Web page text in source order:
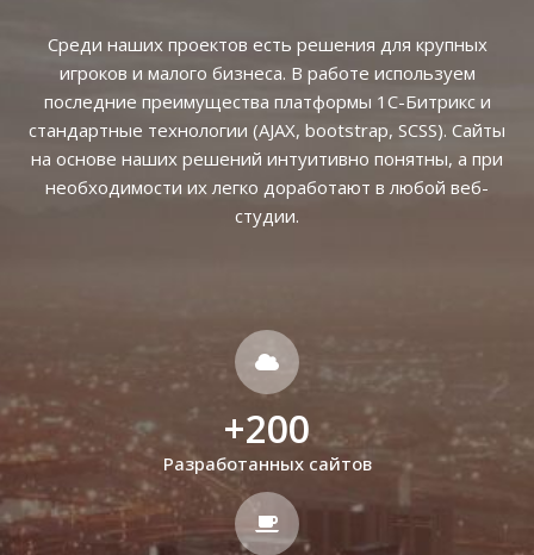
Среди наших проектов есть решения для крупных
игроков и малого бизнеса. В работе используем
последние преимущества платформы 1С-Битрикс и
стандартные технологии (AJAX, bootstrap, SCSS). Сайты
на основе наших решений интуитивно понятны, а при
необходимости их легко доработают в любой веб-
студии.
+200
Разработанных сайтов